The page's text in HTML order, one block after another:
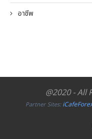
อาชีพ
@2020 - All
Partner Sites: